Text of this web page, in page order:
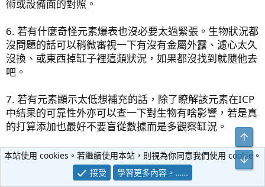
術或設備面的對照。
6. 若有什麼奇怪元素爆表也沒必要太過緊張。生物狀況都
沒問題的話可以稍微審視一下有沒有金屬外露、濾心太久
沒換、或東西掉缸子裡這類狀況，如果都沒找到就隨他去
吧。
7. 若有元素顯示太低想補充的話，除了瞭解該元素在ICP
中結果的可靠性外亦可以查一下對生物有啥影響，若是真
的打算添加也最好不要盲從數據而是多觀察缸況。
本站使用 cookies。若繼續使用本站，則視為你同意我們使用 cookie。
接受
學習更多內容。……
上方
下方